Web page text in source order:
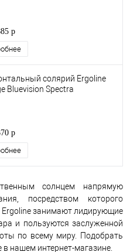
р
солярий Ergoline
Bluevision Spectra
р
солнцем напрямую
посредством которого
Ergoline занимают лидирующие
и пользуются заслуженной
по всему миру. Подобрать
нашем интернет-магазине.